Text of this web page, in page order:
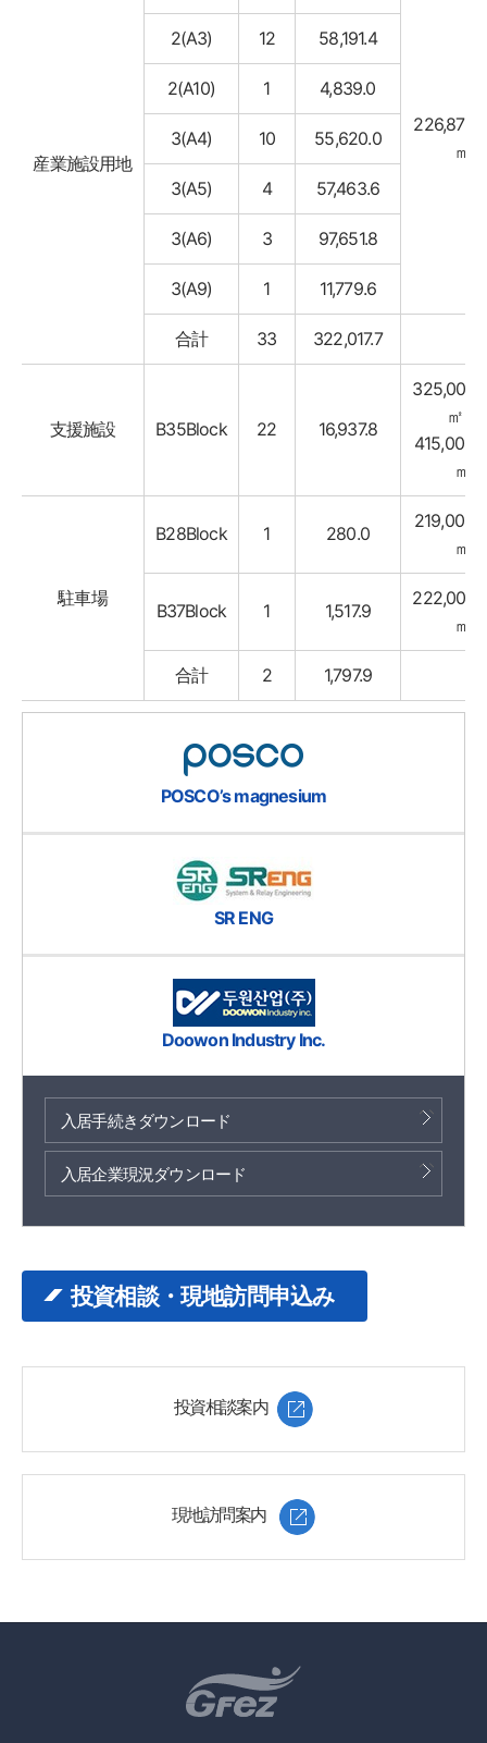
産業施設用地
㎡
2(A3) 12 58,191.4
2(A10) 1 4,839.0
3(A4) 10 55,620.0
3(A5) 4 57,463.6
3(A6) 3 97,651.8
3(A9) 1 11,779.6
合計 33 322,017.7
支援施設 B35Block 22 16,937.8
㎡ ~
㎡
駐車場
B28Block 1 280.0
㎡
B37Block 1 1,517.9
㎡
合計 2 1,797.9
POSCO’s magnesium
SR ENG
Doowon Industry Inc.
入居手続きダウンロード
入居企業現況ダウンロード
投資相談・現地訪問申込み
投資相談案内
現地訪問案内